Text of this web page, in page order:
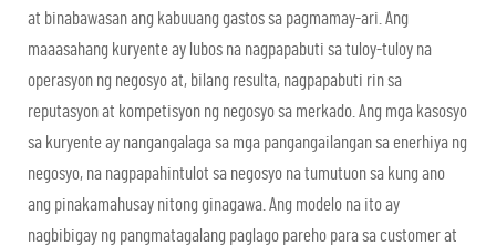
at binabawasan ang kabuuang gastos sa pagmamay-ari. Ang
maaasahang kuryente ay lubos na nagpapabuti sa tuloy-tuloy na
operasyon ng negosyo at, bilang resulta, nagpapabuti rin sa
reputasyon at kompetisyon ng negosyo sa merkado. Ang mga kasosyo
sa kuryente ay nangangalaga sa mga pangangailangan sa enerhiya ng
negosyo, na nagpapahintulot sa negosyo na tumutuon sa kung ano
ang pinakamahusay nitong ginagawa. Ang modelo na ito ay
nagbibigay ng pangmatagalang paglago pareho para sa customer at